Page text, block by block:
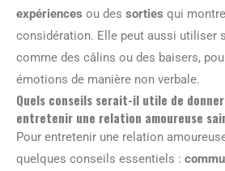
expériences ou des sorties qui
considération. Elle peut aussi utiliser
comme des câlins ou des baisers,
émotions de manière non verbale.
Quels conseils serait-il utile de
entretenir une relation amoureuse
Pour entretenir une relation
quelques conseils essentiels :